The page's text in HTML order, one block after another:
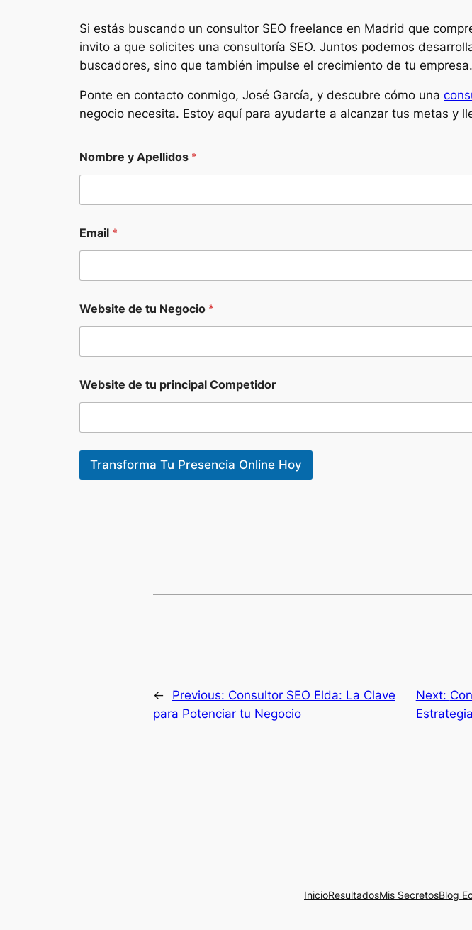
Si estás buscando un consultor SEO freelance en Madrid que
invito a que solicites una consultoría SEO. Juntos podemos
buscadores, sino que también impulse el crecimiento de tu empresa.
Ponte en contacto conmigo, José García, y descubre cómo una
negocio necesita. Estoy aquí para ayudarte a alcanzar tus metas y
p
e
l
d
o
s
e
s
Nombre y Apellidos *
Email *
Website de tu Negocio *
Website de tu principal Competidor
Transforma Tu Presencia Online Hoy
← Previous: Consultor SEO Elda: La Clave
para Potenciar tu Negocio
Next:
InicioResultadosMis SecretosBlog